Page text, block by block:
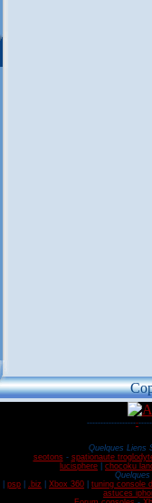
-------------------
Quelques Liens
seotons - spationaute
lucisphere
chocoku
psp .biz Xbox 360
tuning console
astuces